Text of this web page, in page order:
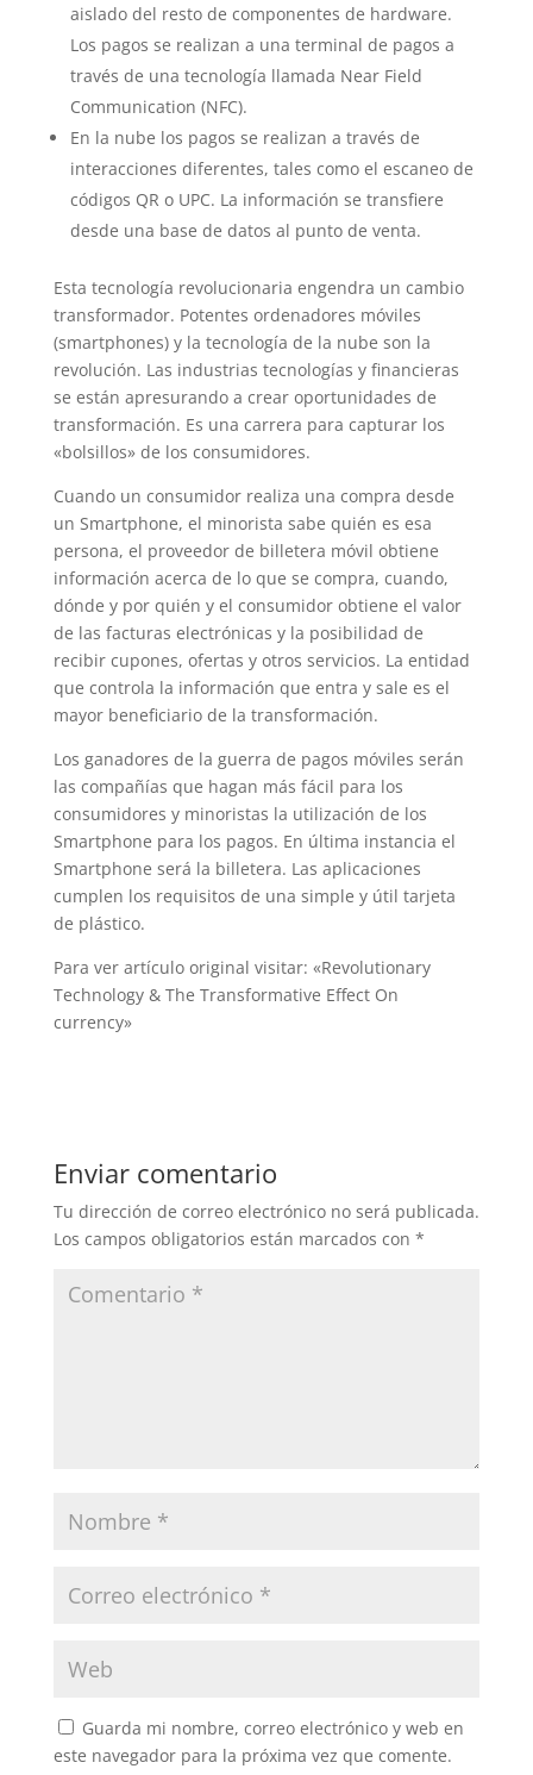
aislado del resto de componentes de hardware.
Los pagos se realizan a una terminal de pagos a
través de una tecnología llamada Near Field
Communication (NFC).
En la nube los pagos se realizan a través de
interacciones diferentes, tales como el escaneo de
códigos QR o UPC. La información se transfiere
desde una base de datos al punto de venta.
Esta tecnología revolucionaria engendra un cambio
transformador. Potentes ordenadores móviles
(smartphones) y la tecnología de la nube son la
revolución. Las industrias tecnologías y financieras
se están apresurando a crear oportunidades de
transformación. Es una carrera para capturar los
«bolsillos» de los consumidores.
Cuando un consumidor realiza una compra desde
un Smartphone, el minorista sabe quién es esa
persona, el proveedor de billetera móvil obtiene
información acerca de lo que se compra, cuando,
dónde y por quién y el consumidor obtiene el valor
de las facturas electrónicas y la posibilidad de
recibir cupones, ofertas y otros servicios. La entidad
que controla la información que entra y sale es el
mayor beneficiario de la transformación.
Los ganadores de la guerra de pagos móviles serán
las compañías que hagan más fácil para los
consumidores y minoristas la utilización de los
Smartphone para los pagos. En última instancia el
Smartphone será la billetera. Las aplicaciones
cumplen los requisitos de una simple y útil tarjeta
de plástico.
Para ver artículo original visitar: «Revolutionary
Technology & The Transformative Effect On
currency»
Enviar comentario
Tu dirección de correo electrónico no será publicada.
Los campos obligatorios están marcados con *
Guarda mi nombre, correo electrónico y web en
este navegador para la próxima vez que comente.